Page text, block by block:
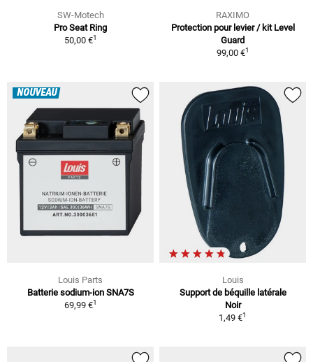
SW-Motech
Pro Seat Ring
50,00 €1
RAXIMO
Protection pour levier / kit Level
Guard
99,00 €1
NOUVEAU
Louis Parts
Batterie sodium-ion SNA7S
69,99 €1
Louis
Support de béquille latérale
Noir
1,49 €1